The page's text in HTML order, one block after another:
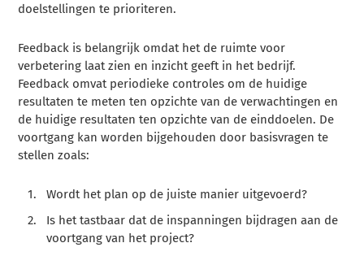
doelstellingen te prioriteren.
Feedback is belangrijk omdat het de ruimte voor
verbetering laat zien en inzicht geeft in het bedrijf.
Feedback omvat periodieke controles om de huidige
resultaten te meten ten opzichte van de verwachtingen en
de huidige resultaten ten opzichte van de einddoelen. De
voortgang kan worden bijgehouden door basisvragen te
stellen zoals:
Wordt het plan op de juiste manier uitgevoerd?
Is het tastbaar dat de inspanningen bijdragen aan de
voortgang van het project?